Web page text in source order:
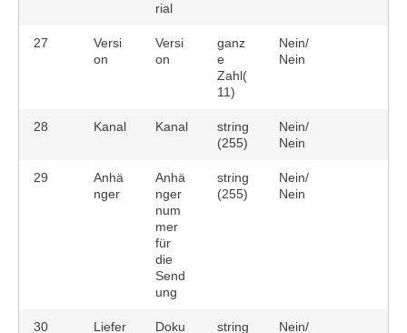
rial
27
Versi
on
Versi
on
ganz
e
Zahl(
11)
Nein/
Nein
28 Kanal Kanal
string
(255)
Nein/
Nein
29
Anhä
nger
Anhä
nger
num
mer
für
die
Send
ung
string
(255)
Nein/
Nein
30
Liefer
Doku
string
Nein/